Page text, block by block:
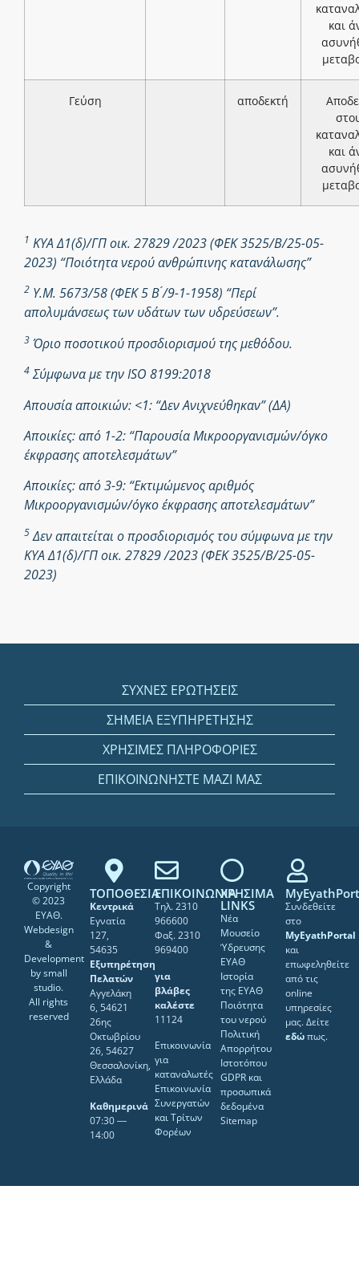
και
Γεύση αποδεκτή
και
1 ΚΥΑ Δ1(δ)/ΓΠ οικ. 27829 /2023 (ΦΕΚ 3525/Β/25-05-
2023) “Ποιότητα νερού ανθρώπινης κατανάλωσης”
2 Υ.Μ. 5673/58 (ΦΕΚ 5 Β ́/9-1-1958) “Περί
απολυμάνσεως των υδάτων των υδρεύσεων”.
3 Όριο ποσοτικού προσδιορισμού της μεθόδου.
4Σύμφωνα με την ISO 8199:2018
Απουσία αποικιών: <1: “Δεν Ανιχνεύθηκαν” (ΔΑ)
Αποικίες: από 1-2: “Παρουσία Μικροοργανισμών/όγκο
έκφρασης αποτελεσμάτων”
Αποικίες: από 3-9: “Εκτιμώμενος αριθμός
Μικροοργανισμών/όγκο έκφρασης αποτελεσμάτων”
5Δεν απαιτείται ο προσδιορισμός του σύμφωνα με την
ΚΥΑ Δ1(δ)/ΓΠ οικ. 27829 /2023 (ΦΕΚ 3525/Β/25-05-
2023)
ΣΥΧΝΕΣ ΕΡΩΤΗΣΕΙΣ
ΣΗΜΕΙΑ ΕΞΥΠΗΡΕΤΗΣΗΣ
ΧΡΗΣΙΜΕΣ ΠΛΗΡΟΦΟΡΙΕΣ
ΕΠΙΚΟΙΝΩΝΗΣΤΕ ΜΑΖΙ ΜΑΣ
Copyright
© 2023
ΕΥΑΘ.
Webdesign
&
Development
bysmall
studio.
All rights
reserved
ΤΟΠΟΘΕΣΙΑ
Κεντρικά
Εγνατία
127,
54635
Εξυπηρέτηση
Πελατών
Αγγελάκη
6, 54621
26ης
Οκτωβρίου
26, 54627
Θεσσαλονίκη,
Ελλάδα
Καθημερινά
07:30 ―
14:00
ΕΠΙΚΟΙΝΩΝΙΑ
Τηλ. 2310
966600
Φαξ. 2310
969400
για
βλάβες
καλέστε
11124
Επικοινωνία
για
καταναλωτές
Επικοινωνία
Συνεργατών
και Τρίτων
Φορέων
ΧΡΗΣΙΜΑ
LINKS
Νέα
Μουσείο
Ύδρευσης
ΕΥΑΘ
Ιστορία
της ΕΥΑΘ
Ποιότητα
του νερού
Πολιτική
Απορρήτου
Ιστοτόπου
GDPR και
προσωπικά
δεδομένα
Sitemap
Συνδεθείτε
στο
MyEyathPortal
και
επωφεληθείτε
από τις
online
υπηρεσίες
μας. Δείτε
εδώπως.